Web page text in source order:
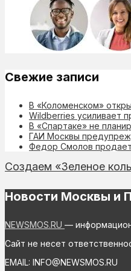
Свежие записи
В «Коломенском»
Wildberries усиливает
В «Спартаке» не
ГАИ Москвы
Федор Смолов продает
Создаем «Зеленое
Новости Москвы и
NEWSMOS.RU —
Сайт не несет
EMAIL: INFO@NEWSMOS.RU